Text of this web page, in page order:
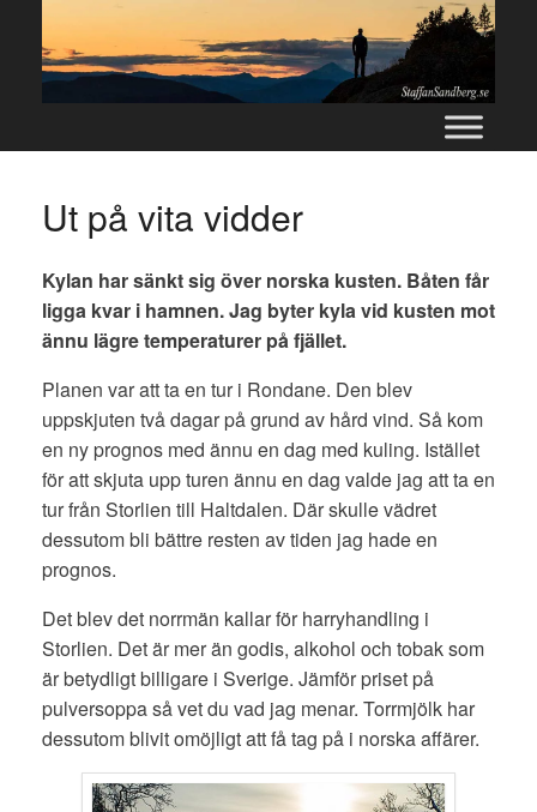
content
Ut på vita vidder
Kylan har sänkt sig över norska kusten. Båten får
ligga kvar i hamnen. Jag byter kyla vid kusten mot
ännu lägre temperaturer på fjället.
Planen var att ta en tur i Rondane. Den blev
uppskjuten två dagar på grund av hård vind. Så kom
en ny prognos med ännu en dag med kuling. Istället
för att skjuta upp turen ännu en dag valde jag att ta en
tur från Storlien till Haltdalen. Där skulle vädret
dessutom bli bättre resten av tiden jag hade en
prognos.
Det blev det norrmän kallar för harryhandling i
Storlien. Det är mer än godis, alkohol och tobak som
är betydligt billigare i Sverige. Jämför priset på
pulversoppa så vet du vad jag menar. Torrmjölk har
dessutom blivit omöjligt att få tag på i norska affärer.